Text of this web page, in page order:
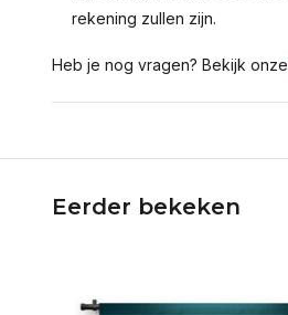
rekening zullen zijn.
Heb je nog vragen? Bekijk onze
Eerder bekeken